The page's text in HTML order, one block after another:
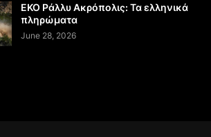
EKO Ράλλυ Ακρόπολις: Τα ελληνικά
πληρώματα
June 28, 2026